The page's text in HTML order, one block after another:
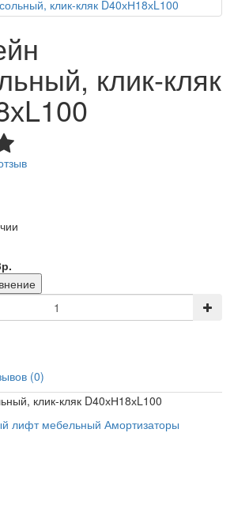
клик-кляк
(0)
клик-кляк D40хН18хL100
лифт мебельный Амортизаторы